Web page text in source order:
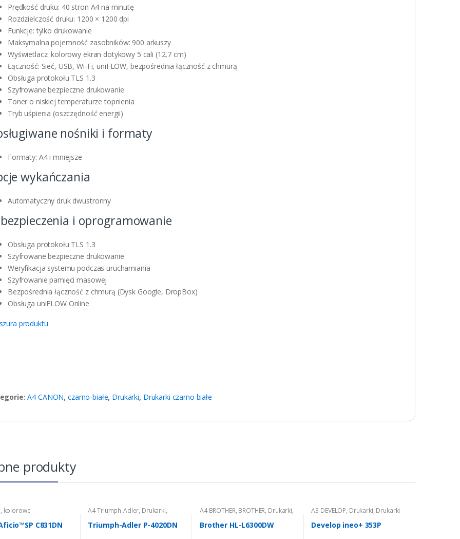
Prędkość druku: 40 stron A4 na minutę
Rozdzielczość druku: 1200 × 1200 dpi
Funkcje: tylko drukowanie
Maksymalna pojemność zasobników: 900 arkuszy
Wyświetlacz: kolorowy ekran dotykowy 5 cali (12,7 cm)
Łączność: Sieć, USB, Wi-Fi, uniFLOW, bezpośrednia łączność z chmurą
Obsługa protokołu TLS 1.3
Szyfrowane bezpieczne drukowanie
Toner o niskiej temperaturze topnienia
Tryb uśpienia (oszczędność energii)
nośniki i formaty
Formaty: A4 i mniejsze
wykańczania
Automatyczny druk dwustronny
i oprogramowanie
Obsługa protokołu TLS 1.3
Szyfrowane bezpieczne drukowanie
Weryfikacja systemu podczas uruchamiania
Szyfrowanie pamięci masowej
Bezpośrednia łączność z chmurą (Dysk Google, DropBox)
Obsługa uniFLOW Online
produktu
A4 CANON,czarno-białe, Drukarki, Drukarki czarno białe
produkty
, kolorowe
C831DN
A4 Triumph-Adler, Drukarki,
Drukarki czarno białe
Triumph-Adler P-4020DN
A4 BROTHER, BROTHER, Drukarki,
Drukarki czarno białe
Brother HL-L6300DW
A3 DEVELOP, Drukarki, Drukarki
kolorowe
Develop ineo+ 353P